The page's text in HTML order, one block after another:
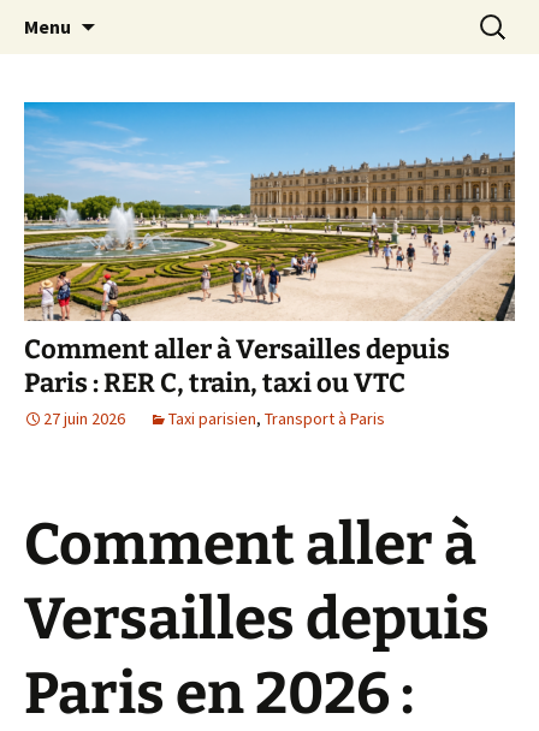
Transportdepersonne.com
Menu
Comment aller à Versailles depuis
Paris : RER C, train, taxi ou VTC
27 juin 2026 Taxi parisien, Transport à Paris
Comment aller à
Versailles depuis
Paris en 2026 :